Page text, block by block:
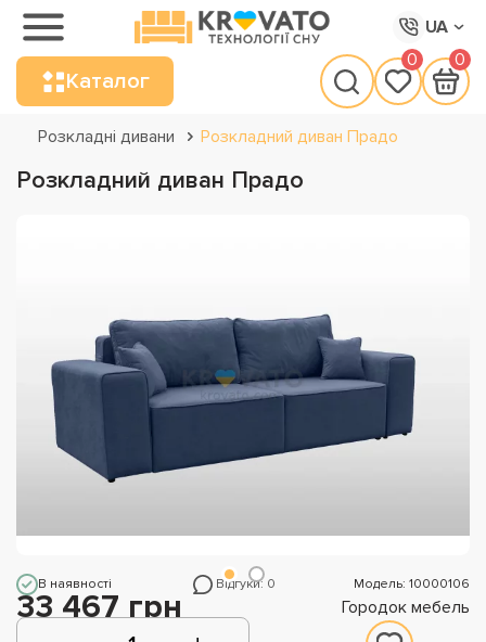
UA
Каталог
0 0
Розкладні дивани Розкладний диван Прадо
Розкладний диван Прадо
В наявності Відгуки: 0 Модель: 10000106
33 467 грн Городок мебель